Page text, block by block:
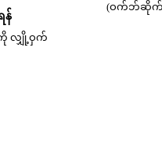
န်
ကို လျှို့ဝှက်
(ဝက်ဘ်ဆိုက်